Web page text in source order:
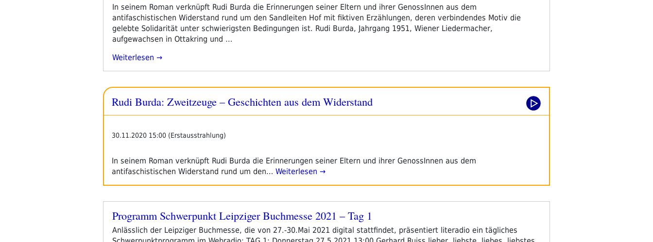
In seinem Roman verknüpft Rudi Burda die Erinnerungen seiner Eltern und ihrer GenossInnen aus dem
antifaschistischen Widerstand rund um den Sandleiten Hof mit fiktiven Erzählungen, deren verbindendes Motiv die
gelebte Solidarität unter schwierigsten Bedingungen ist. Rudi Burda, Jahrgang 1951, Wiener Liedermacher,
aufgewachsen in Ottakring und …
„Rudi
Aus
Dem
Weiterlesen
Rudi Burda: Zweitzeuge – Geschichten aus dem Widerstand
30.11.2020 15:00 (Erstausstrahlung)
In seinem Roman verknüpft Rudi Burda die Erinnerungen seiner Eltern und ihrer GenossInnen aus dem
antifaschistischen Widerstand rund um den… Weiterlesen →
Veröffentlicht
Programm Schwerpunkt Leipziger Buchmesse 2021 – Tag 1
Anlässlich der Leipziger Buchmesse, die von 27.-30.Mai 2021 digital stattfindet, präsentiert literadio ein tägliches